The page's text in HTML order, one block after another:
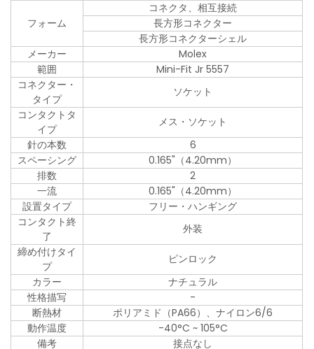
フォーム
コネクタ、相互接続
長方形コネクター
長方形コネクターシェル
メーカー
Molex
範囲
Mini-Fit Jr 5557
コネクター・
タイプ
ソケット
コンタクトタ
イプ
メス・ソケット
針の本数
6
スペーシング
0.165"（4.20mm）
排数
2
一流
0.165"（4.20mm）
設置タイプ
フリー・ハンギング
コンタクト終
了
外装
締め付けタイ
プ
ピンロック
カラー
ナチュラル
性格描写
-
断熱材
ポリアミド（PA66）、ナイロン6/6
動作温度
-40°C ~ 105°C
備考
接点なし